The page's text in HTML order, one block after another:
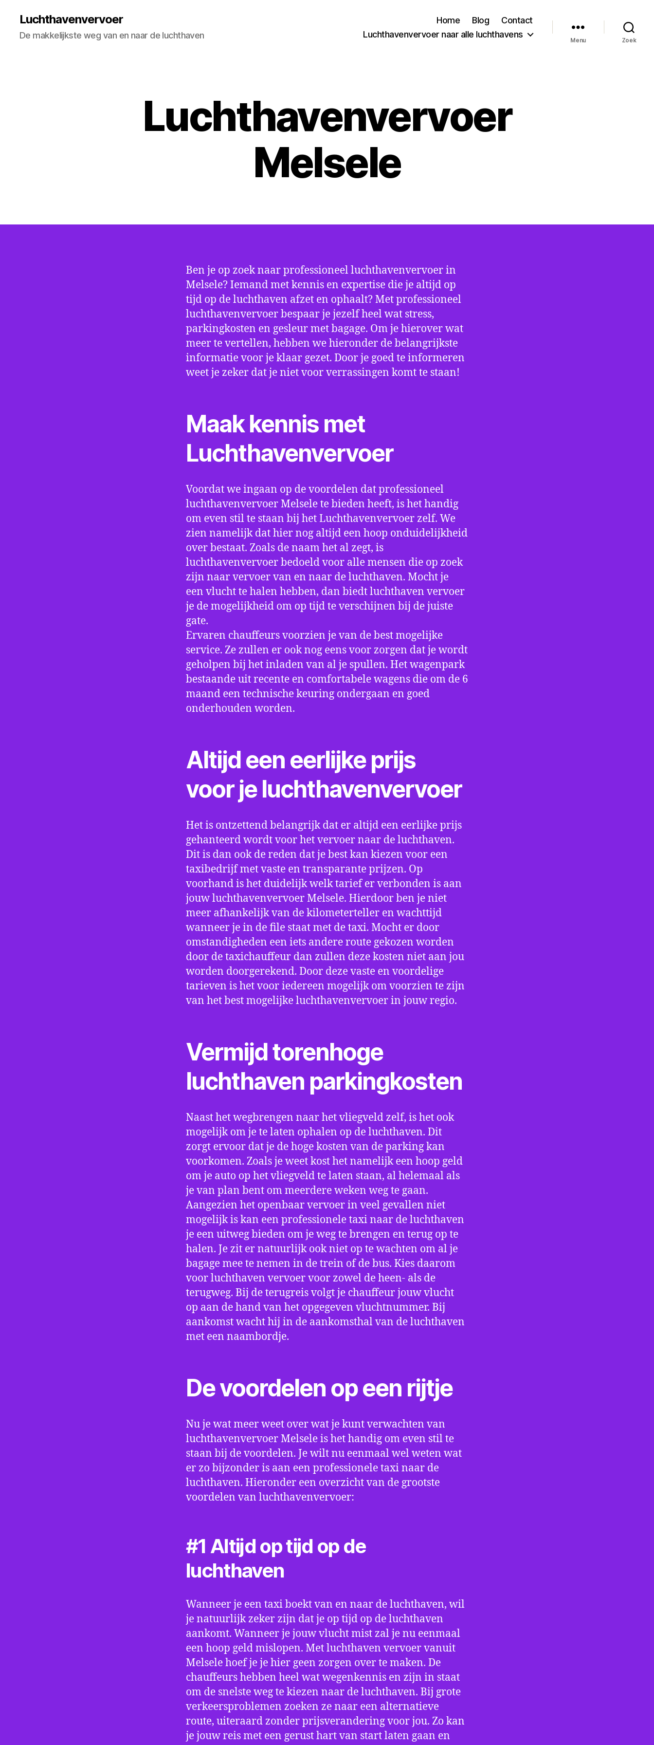
Luchthavenvervoer
De makkelijkste weg van en naar de luchthaven
Home Blog
Contact
Luchthavenvervoer naar alle luchthavens
Menu Zoek
Luchthavenvervoer
Melsele
Ben je op zoek naar professioneel luchthavenvervoer in
Melsele? Iemand met kennis en expertise die je altijd op
tijd op de luchthaven afzet en ophaalt? Met professioneel
luchthavenvervoer bespaar je jezelf heel wat stress,
parkingkosten en gesleur met bagage. Om je hierover wat
meer te vertellen, hebben we hieronder de belangrijkste
informatie voor je klaar gezet. Door je goed te informeren
weet je zeker dat je niet voor verrassingen komt te staan!
Maak kennis met
Luchthavenvervoer
Voordat we ingaan op de voordelen dat professioneel
luchthavenvervoer Melsele te bieden heeft, is het handig
om even stil te staan bij het Luchthavenvervoer zelf. We
zien namelijk dat hier nog altijd een hoop onduidelijkheid
over bestaat. Zoals de naam het al zegt, is
luchthavenvervoer bedoeld voor alle mensen die op zoek
zijn naar vervoer van en naar de luchthaven. Mocht je
een vlucht te halen hebben, dan biedt luchthaven vervoer
je de mogelijkheid om op tijd te verschijnen bij de juiste
gate.
Ervaren chauffeurs voorzien je van de best mogelijke
service. Ze zullen er ook nog eens voor zorgen dat je wordt
geholpen bij het inladen van al je spullen. Het wagenpark
bestaande uit recente en comfortabele wagens die om de 6
maand een technische keuring ondergaan en goed
onderhouden worden.
Altijd een eerlijke prijs
voor je luchthavenvervoer
Het is ontzettend belangrijk dat er altijd een eerlijke prijs
gehanteerd wordt voor het vervoer naar de luchthaven.
Dit is dan ook de reden dat je best kan kiezen voor een
taxibedrijf met vaste en transparante prijzen. Op
voorhand is het duidelijk welk tarief er verbonden is aan
jouw luchthavenvervoer Melsele. Hierdoor ben je niet
meer afhankelijk van de kilometerteller en wachttijd
wanneer je in de file staat met de taxi. Mocht er door
omstandigheden een iets andere route gekozen worden
door de taxichauffeur dan zullen deze kosten niet aan jou
worden doorgerekend. Door deze vaste en voordelige
tarieven is het voor iedereen mogelijk om voorzien te zijn
van het best mogelijke luchthavenvervoer in jouw regio.
Vermijd torenhoge
luchthaven parkingkosten
Naast het wegbrengen naar het vliegveld zelf, is het ook
mogelijk om je te laten ophalen op de luchthaven. Dit
zorgt ervoor dat je de hoge kosten van de parking kan
voorkomen. Zoals je weet kost het namelijk een hoop geld
om je auto op het vliegveld te laten staan, al helemaal als
je van plan bent om meerdere weken weg te gaan.
Aangezien het openbaar vervoer in veel gevallen niet
mogelijk is kan een professionele taxi naar de luchthaven
je een uitweg bieden om je weg te brengen en terug op te
halen. Je zit er natuurlijk ook niet op te wachten om al je
bagage mee te nemen in de trein of de bus. Kies daarom
voor luchthaven vervoer voor zowel de heen- als de
terugweg. Bij de terugreis volgt je chauffeur jouw vlucht
op aan de hand van het opgegeven vluchtnummer. Bij
aankomst wacht hij in de aankomsthal van de luchthaven
met een naambordje.
De voordelen op een rijtje
Nu je wat meer weet over wat je kunt verwachten van
luchthavenvervoer Melsele is het handig om even stil te
staan bij de voordelen. Je wilt nu eenmaal wel weten wat
er zo bijzonder is aan een professionele taxi naar de
luchthaven. Hieronder een overzicht van de grootste
voordelen van luchthavenvervoer:
#1 Altijd op tijd op de
luchthaven
Wanneer je een taxi boekt van en naar de luchthaven, wil
je natuurlijk zeker zijn dat je op tijd op de luchthaven
aankomt. Wanneer je jouw vlucht mist zal je nu eenmaal
een hoop geld mislopen. Met luchthaven vervoer vanuit
Melsele hoef je je hier geen zorgen over te maken. De
chauffeurs hebben heel wat wegenkennis en zijn in staat
om de snelste weg te kiezen naar de luchthaven. Bij grote
verkeersproblemen zoeken ze naar een alternatieve
route, uiteraard zonder prijsverandering voor jou. Zo kan
je jouw reis met een gerust hart van start laten gaan en